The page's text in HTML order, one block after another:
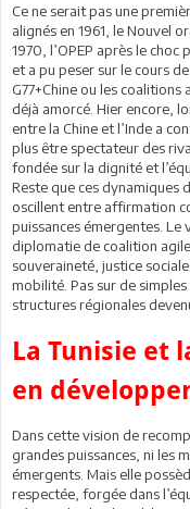
Ce ne serait pas une
alignés en 1961, le Nouvel
1970, l’OPEP après le
et a pu peser sur le cours
G77+Chine ou les
déjà amorcé. Hier encore,
entre la Chine et l’Inde a
plus être spectateur des
fondée sur la dignité et
Reste que ces dynamiques
oscillent entre affirmation
puissances émergentes.
diplomatie de coalition
souveraineté, justice
mobilité. Pas sur de
structures régionales
La Tunisie et
en
Dans cette vision de
grandes puissances, ni les
émergents. Mais elle
respectée, forgée dans